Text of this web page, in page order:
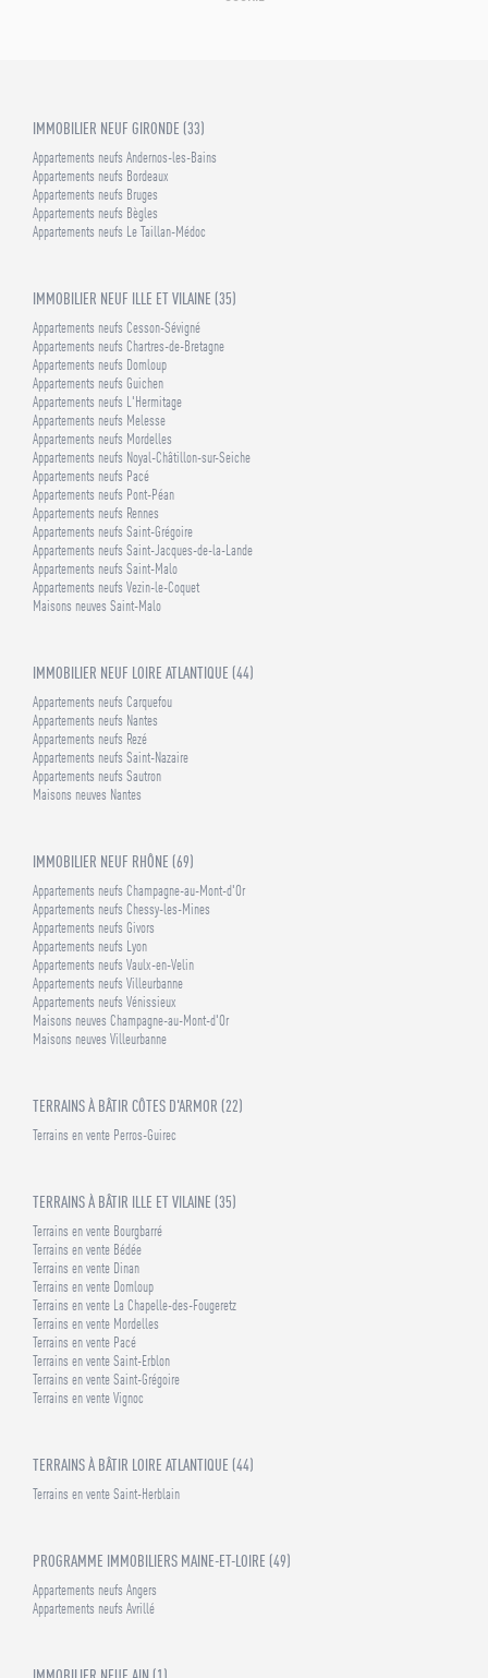
IMMOBILIER NEUF GIRONDE (33)
Appartements neufs Andernos-les-Bains
Appartements neufs Bordeaux
Appartements neufs Bruges
Appartements neufs Bègles
Appartements neufs Le Taillan-Médoc
IMMOBILIER NEUF ILLE ET VILAINE (35)
Appartements neufs Cesson-Sévigné
Appartements neufs Chartres-de-Bretagne
Appartements neufs Domloup
Appartements neufs Guichen
Appartements neufs L'Hermitage
Appartements neufs Melesse
Appartements neufs Mordelles
Appartements neufs Noyal-Châtillon-sur-Seiche
Appartements neufs Pacé
Appartements neufs Pont-Péan
Appartements neufs Rennes
Appartements neufs Saint-Grégoire
Appartements neufs Saint-Jacques-de-la-Lande
Appartements neufs Saint-Malo
Appartements neufs Vezin-le-Coquet
Maisons neuves Saint-Malo
IMMOBILIER NEUF LOIRE ATLANTIQUE (44)
Appartements neufs Carquefou
Appartements neufs Nantes
Appartements neufs Rezé
Appartements neufs Saint-Nazaire
Appartements neufs Sautron
Maisons neuves Nantes
IMMOBILIER NEUF RHÔNE (69)
Appartements neufs Champagne-au-Mont-d'Or
Appartements neufs Chessy-les-Mines
Appartements neufs Givors
Appartements neufs Lyon
Appartements neufs Vaulx-en-Velin
Appartements neufs Villeurbanne
Appartements neufs Vénissieux
Maisons neuves Champagne-au-Mont-d'Or
Maisons neuves Villeurbanne
TERRAINS À BÂTIR CÔTES D'ARMOR (22)
Terrains en vente Perros-Guirec
TERRAINS À BÂTIR ILLE ET VILAINE (35)
Terrains en vente Bourgbarré
Terrains en vente Bédée
Terrains en vente Dinan
Terrains en vente Domloup
Terrains en vente La Chapelle-des-Fougeretz
Terrains en vente Mordelles
Terrains en vente Pacé
Terrains en vente Saint-Erblon
Terrains en vente Saint-Grégoire
Terrains en vente Vignoc
TERRAINS À BÂTIR LOIRE ATLANTIQUE (44)
Terrains en vente Saint-Herblain
PROGRAMME IMMOBILIERS MAINE-ET-LOIRE (49)
Appartements neufs Angers
Appartements neufs Avrillé